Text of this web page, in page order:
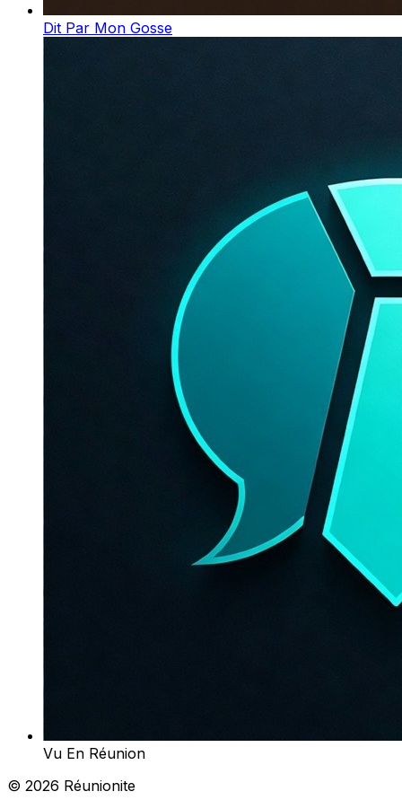
Dit Par Mon Gosse
Vu En Réunion
© 2026 Réunionite